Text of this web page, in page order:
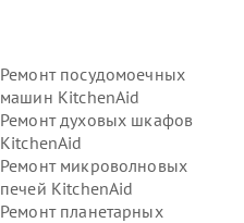
Ремонт посудомоечных
машин KitchenAid
Ремонт духовых шкафов
KitchenAid
Ремонт микроволновых
печей KitchenAid
Ремонт планетарных